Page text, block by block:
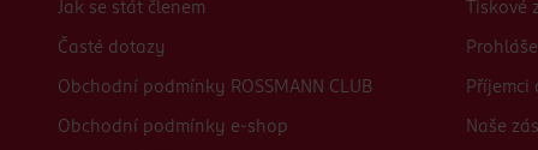
Jak se stát členem
Časté dotazy
Obchodní podmínky ROSSMANN CLUB
Obchodní podmínky e-shop
Tiskové
Příjemci
Naše